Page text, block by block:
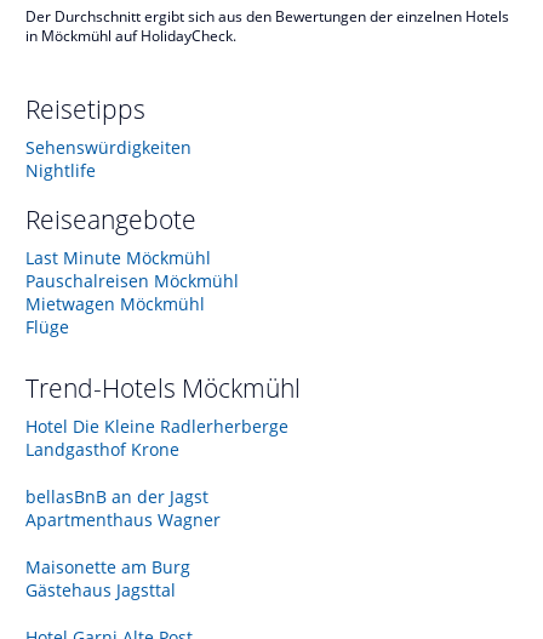
Der Durchschnitt ergibt sich aus den Bewertungen der einzelnen Hotels
in Möckmühl auf HolidayCheck.
Reisetipps
Sehenswürdigkeiten
Nightlife
Reiseangebote
Last Minute Möckmühl
Pauschalreisen Möckmühl
Mietwagen Möckmühl
Flüge
Trend-Hotels Möckmühl
Hotel Die Kleine Radlerherberge
Landgasthof Krone
bellasBnB an der Jagst
Apartmenthaus Wagner
Maisonette am Burg
Gästehaus Jagsttal